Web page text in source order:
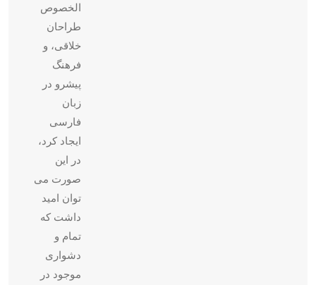
الخصوص
طراحان
خلاقی، و
فرهنگ
پیشرو در
زبان
فارسی
ایجاد کرد،
در این
صورت می
توان امید
داشت که
تمام و
دشواری
موجود در